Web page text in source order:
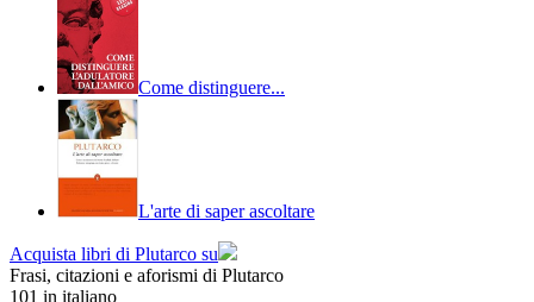
Come distinguere...
L'arte di saper ascoltare
Acquista libri di Plutarco su
Frasi, citazioni e aforismi di Plutarco
101 in italiano